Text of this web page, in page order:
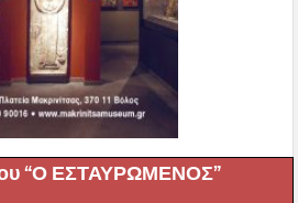
“Ο ΕΣΤΑΥΡΩΜΕΝΟΣ”